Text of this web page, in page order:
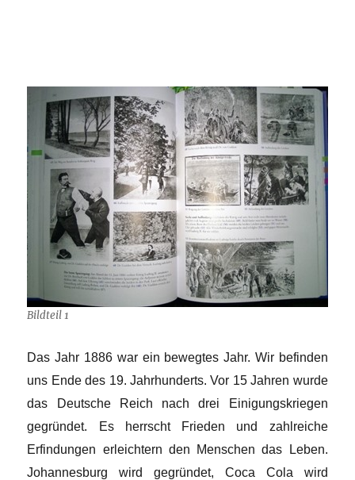
Bildteil 1
Das Jahr 1886 war ein bewegtes Jahr. Wir befinden
uns Ende des 19. Jahrhunderts. Vor 15 Jahren wurde
das Deutsche Reich nach drei Einigungskriegen
gegründet. Es herrscht Frieden und zahlreiche
Erfindungen erleichtern den Menschen das Leben.
Johannesburg wird gegründet, Coca Cola wird